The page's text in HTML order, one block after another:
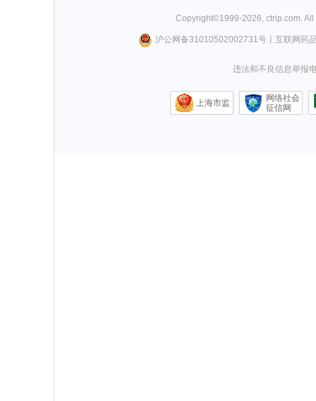
Copyright©1999-2026, ctrip.com.
沪公网备31010502002731号丨 互联网药
违法和不良信息举报
上海市监
网络社会
征信网